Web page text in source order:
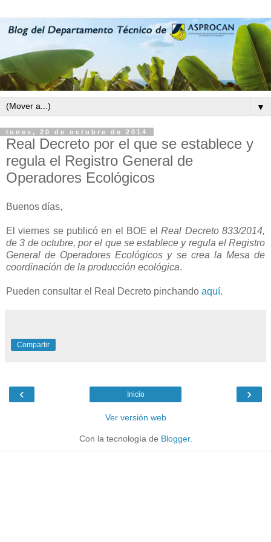
▼
lunes, 20 de octubre de 2014
Real Decreto por el que se establece y
regula el Registro General de
Operadores Ecológicos
Buenos días,
El viernes se publicó en el BOE elReal Decreto 833/2014,
de 3 de octubre, por el que se establece y regula el Registro
General de Operadores Ecológicos y se crea la Mesa de
coordinación de la producción ecológica.
Pueden consultar el Real Decreto pinchando aquí.
Compartir
‹ ›
Inicio
Ver versión web
Con la tecnología de Blogger.